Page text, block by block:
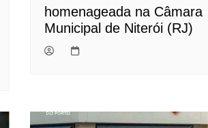
homenageada na Câmara
Municipal de Niterói (RJ)